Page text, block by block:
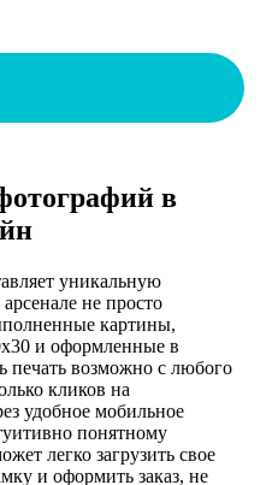
в
уникальную
не просто
картины,
и оформленные в
печать возможно с любого
кликов на
удобное мобильное
понятному
легко загрузить свое
и оформить заказ, не